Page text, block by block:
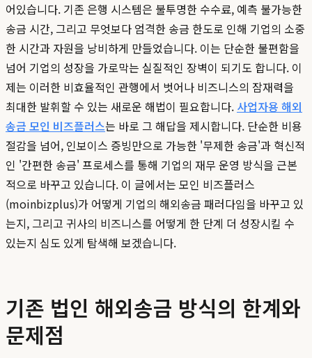
어있습니다. 기존 은행 시스템은 불투명한 수수료, 예측 불가능한
송금 시간, 그리고 무엇보다 엄격한 송금 한도로 인해 기업의 소중
한 시간과 자원을 낭비하게 만들었습니다. 이는 단순한 불편함을
넘어 기업의 성장을 가로막는 실질적인 장벽이 되기도 합니다. 이
제는 이러한 비효율적인 관행에서 벗어나 비즈니스의 잠재력을
최대한 발휘할 수 있는 새로운 해법이 필요합니다. 사업자용 해외
송금 모인 비즈플러스는 바로 그 해답을 제시합니다. 단순한 비용
절감을 넘어, 인보이스 증빙만으로 가능한 '무제한 송금'과 혁신적
인 '간편한 송금' 프로세스를 통해 기업의 재무 운영 방식을 근본
적으로 바꾸고 있습니다. 이 글에서는 모인 비즈플러스
(moinbizplus)가 어떻게 기업의 해외송금 패러다임을 바꾸고 있
는지, 그리고 귀사의 비즈니스를 어떻게 한 단계 더 성장시킬 수
있는지 심도 있게 탐색해 보겠습니다.
기존 법인 해외송금 방식의 한계와
문제점